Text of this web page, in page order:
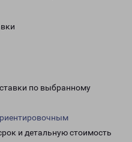
по выбранному
и детальную стоимость